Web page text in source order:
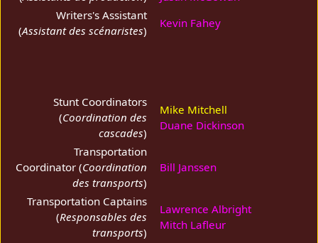
Writers's Assistant
(Assistant des scénaristes)
Kevin Fahey
Stunt Coordinators
(Coordination des
cascades)
Mike Mitchell
Duane Dickinson
Transportation
Coordinator (Coordination
des transports)
Bill Janssen
Transportation Captains
(Responsables des
transports)
Lawrence Albright
Mitch Lafleur